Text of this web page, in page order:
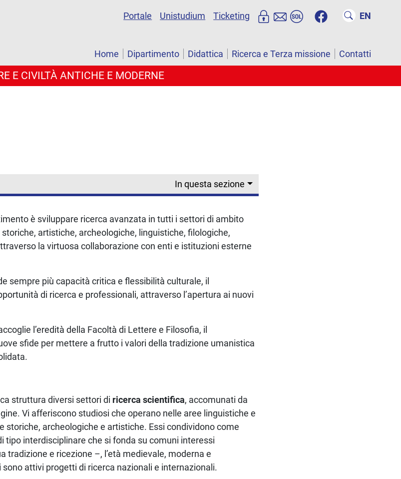
Portale Unistudium Ticketing EN
Home Dipartimento Didattica Ricerca e Terza missione Contatti
E CIVILTÀ ANTICHE E MODERNE
In questa sezione
è sviluppare ricerca avanzata in tutti i settori di ambito
artistiche, archeologiche, linguistiche, filologiche,
la virtuosa collaborazione con enti e istituzioni esterne
sempre più capacità critica e flessibilità culturale, il
di ricerca e professionali, attraverso l’apertura ai nuovi
l’eredità della Facoltà di Lettere e Filosofia, il
sfide per mettere a frutto i valori della tradizione umanistica
struttura diversi settori di ricerca scientifica, accomunati da
Vi afferiscono studiosi che operano nelle aree linguistiche e
storiche, archeologiche e artistiche. Essi condividono come
tipo interdisciplinare che si fonda su comuni interessi
tradizione e ricezione –, l’età medievale, moderna e
attivi progetti di ricerca nazionali e internazionali.